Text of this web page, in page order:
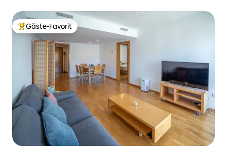
Beliebter Gäste-Favorit.
Gäste-Favorit